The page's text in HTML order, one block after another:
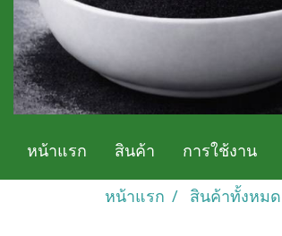
หน้าแรก สินค้า การใช้งาน
หน้าแรก สินค้าทั้งหมด